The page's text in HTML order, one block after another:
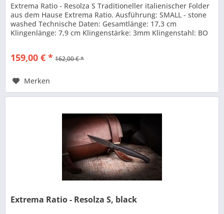
Extrema Ratio - Resolza S Traditioneller italienischer Folder
aus dem Hause Extrema Ratio. Ausführung: SMALL - stone
washed Technische Daten: Gesamtlänge: 17,3 cm
Klingenlänge: 7,9 cm Klingenstärke: 3mm Klingenstahl: BO
159,00 € * 162,00 € *
Merken
Extrema Ratio - Resolza S, black